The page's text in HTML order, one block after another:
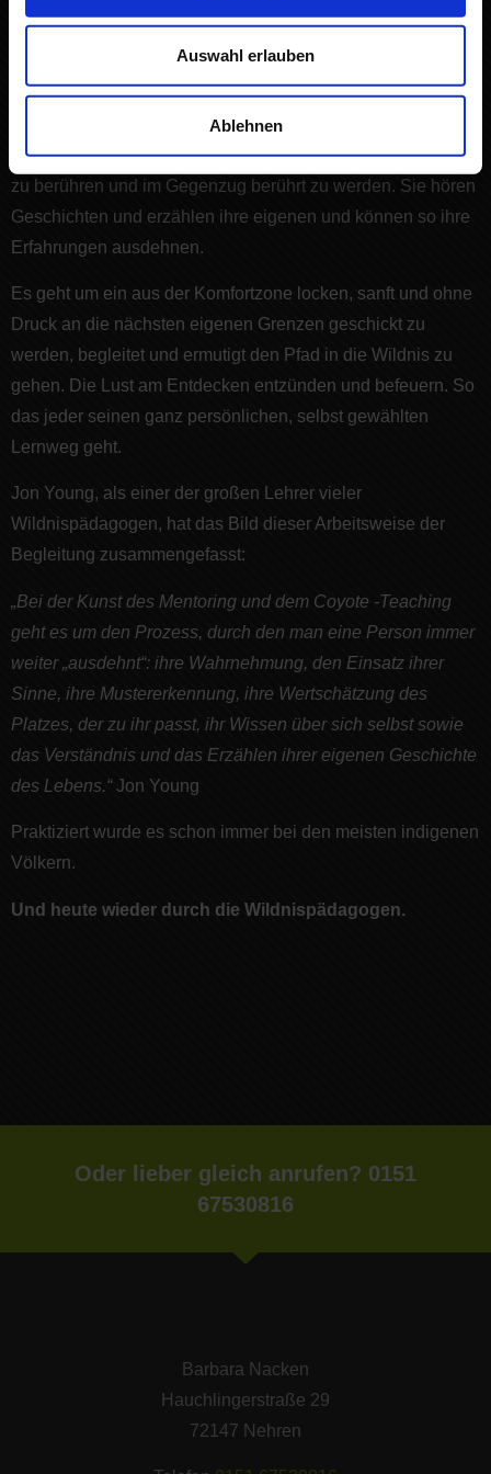
Auswahl erlauben
Ablehnen
Kurz zusammengefasst ist die Form, wie dies stattfindet ist
so alt wie die Menschheit. Die Kinder und Erwachsenen
werden neugierig gemacht, eingeladen Fragen zu stellen,
werden auf unterschiedliche Wege geführt um die Wildnis
zu berühren und im Gegenzug berührt zu werden. Sie hören
Geschichten und erzählen ihre eigenen und können so ihre
Erfahrungen ausdehnen.
Es geht um ein aus der Komfortzone locken, sanft und ohne
Druck an die nächsten eigenen Grenzen geschickt zu
werden, begleitet und ermutigt den Pfad in die Wildnis zu
gehen. Die Lust am Entdecken entzünden und befeuern. So
das jeder seinen ganz persönlichen, selbst gewählten
Lernweg geht.
Jon Young, als einer der großen Lehrer vieler
Wildnispädagogen, hat das Bild dieser Arbeitsweise der
Begleitung zusammengefasst:
„Bei der Kunst des Mentoring und dem Coyote -Teaching
geht es um den Prozess, durch den man eine Person immer
weiter „ausdehnt“: ihre Wahrnehmung, den Einsatz ihrer
Sinne, ihre Mustererkennung, ihre Wertschätzung des
Platzes, der zu ihr passt, ihr Wissen über sich selbst sowie
das Verständnis und das Erzählen ihrer eigenen Geschichte
des Lebens.“Jon Young
Praktiziert wurde es schon immer bei den meisten indigenen
Völkern.
Und heute wieder durch die Wildnispädagogen.
Oder lieber gleich anrufen? 0151
67530816
Barbara Nacken
Hauchlingerstraße 29
72147 Nehren